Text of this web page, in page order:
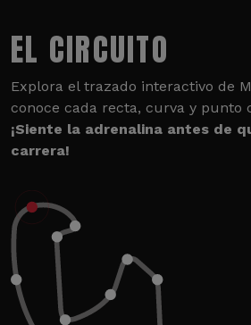
EL CIRCUITO
Explora el trazado interactivo de
conoce cada recta, curva y punto
¡Siente la adrenalina antes de
carrera!